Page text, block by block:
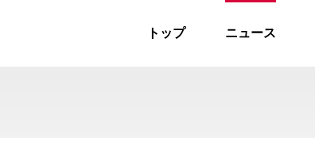
トップ ニュース